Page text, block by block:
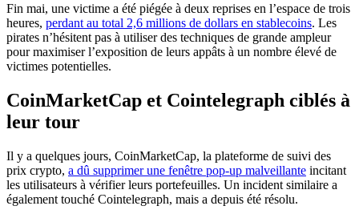
Fin mai, une victime a été piégée à deux reprises en l’espace de trois
heures, perdant au total 2,6 millions de dollars en stablecoins. Les
pirates n’hésitent pas à utiliser des techniques de grande ampleur
pour maximiser l’exposition de leurs appâts à un nombre élevé de
victimes potentielles.
CoinMarketCap et Cointelegraph ciblés à
leur tour
Il y a quelques jours, CoinMarketCap, la plateforme de suivi des
prix crypto, a dû supprimer une fenêtre pop-up malveillante incitant
les utilisateurs à vérifier leurs portefeuilles. Un incident similaire a
également touché Cointelegraph, mais a depuis été résolu.